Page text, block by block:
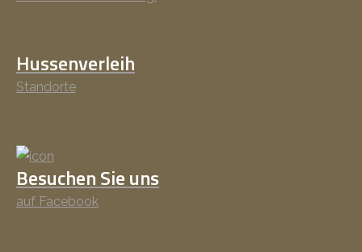
Hussenverleih
Standorte
Besuchen Sie uns
auf Facebook